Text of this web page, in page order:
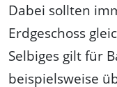
Dabei sollten
Erdgeschoss
Selbiges gilt für
beispielsweise